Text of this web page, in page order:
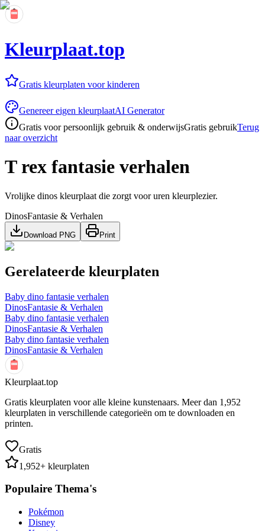
Kleurplaat.top
Gratis kleurplaten voor kinderen
Genereer eigen kleurplaatAI Generator
Gratis voor persoonlijk gebruik & onderwijsGratis gebruikTerug
naar overzicht
T rex fantasie verhalen
Vrolijke dinos kleurplaat die zorgt voor uren kleurplezier.
DinosFantasie & Verhalen
Download PNG Print
Gerelateerde kleurplaten
Baby dino fantasie verhalen
DinosFantasie & Verhalen
Baby dino fantasie verhalen
DinosFantasie & Verhalen
Baby dino fantasie verhalen
DinosFantasie & Verhalen
Kleurplaat.top
Gratis kleurplaten voor alle kleine kunstenaars. Meer dan 1,952
kleurplaten in verschillende categorieën om te downloaden en
printen.
Gratis
1,952+ kleurplaten
Populaire Thema's
Pokémon
Disney